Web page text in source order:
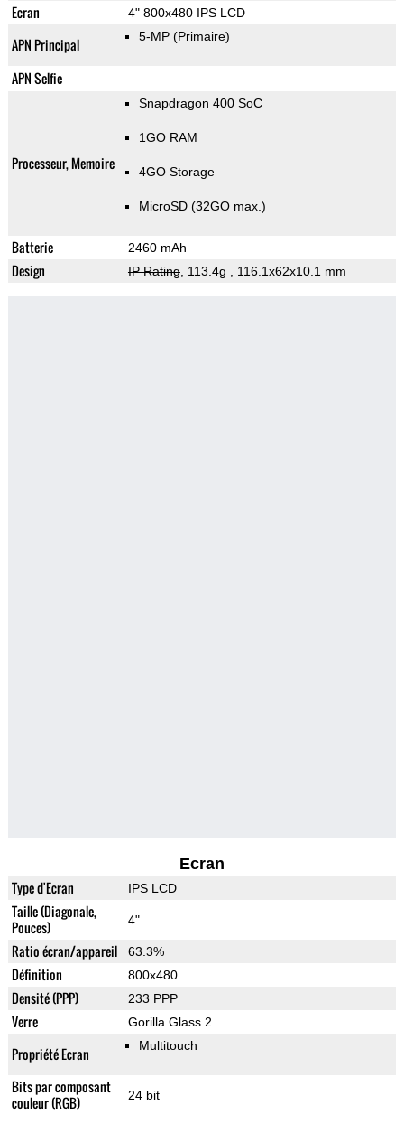
Ecran 4" 800x480 IPS LCD
APN Principal 5-MP (Primaire)
APN Selfie
Processeur, Memoire
Snapdragon 400 SoC
1GO RAM
4GO Storage
MicroSD (32GO max.)
Batterie 2460 mAh
Design IP Rating, 113.4g , 116.1x62x10.1 mm
Ecran
Type d'Ecran IPS LCD
Taille (Diagonale,
Pouces)
4"
Ratio écran/appareil 63.3%
Définition 800x480
Densité (PPP) 233 PPP
Verre Gorilla Glass 2
Propriété Ecran Multitouch
Bits par composant
couleur (RGB)
24 bit